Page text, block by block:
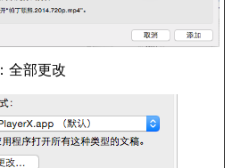
部更改